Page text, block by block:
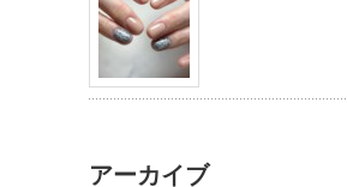
アーカイブ